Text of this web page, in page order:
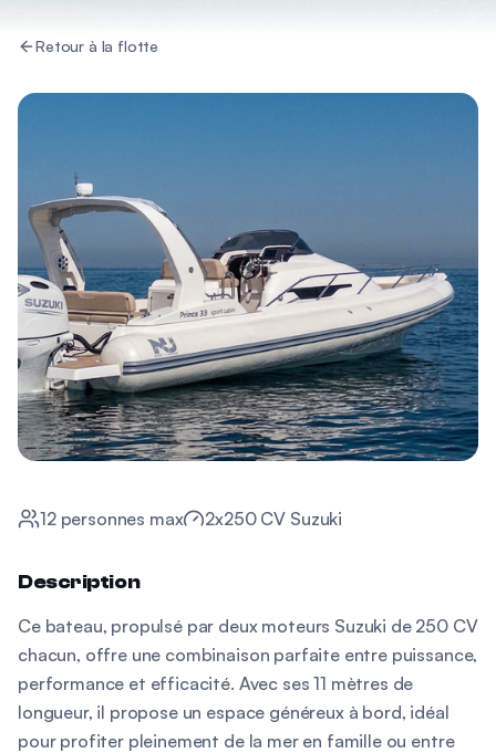
Retour à la flotte
12personnes max 2x250 CV Suzuki
Description
Ce bateau, propulsé par deux moteurs Suzuki de 250 CV
chacun, offre une combinaison parfaite entre puissance,
performance et efficacité. Avec ses 11 mètres de
longueur, il propose un espace généreux à bord, idéal
pour profiter pleinement de la mer en famille ou entre